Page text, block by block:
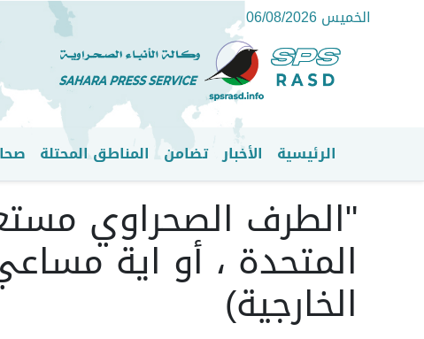
الخميس 06/08/2026
القائمة الرئيسية
الرئيسية الأخبار تضامن المناطق المحتلة
"الطرف الصحراوي
المتحدة ، أو اية
الخارجية)